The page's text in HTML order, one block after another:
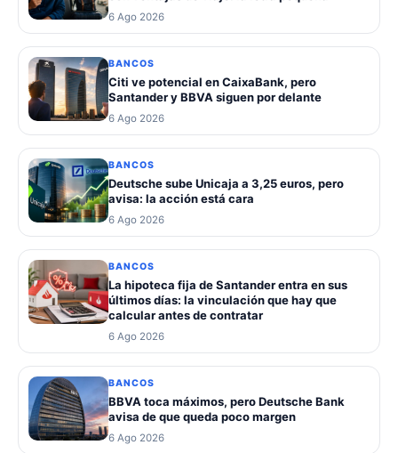
6 Ago 2026
BANCOS
Citi ve potencial en CaixaBank, pero
Santander y BBVA siguen por delante
6 Ago 2026
BANCOS
Deutsche sube Unicaja a 3,25 euros, pero
avisa: la acción está cara
6 Ago 2026
BANCOS
La hipoteca fija de Santander entra en sus
últimos días: la vinculación que hay que
calcular antes de contratar
6 Ago 2026
BANCOS
BBVA toca máximos, pero Deutsche Bank
avisa de que queda poco margen
6 Ago 2026